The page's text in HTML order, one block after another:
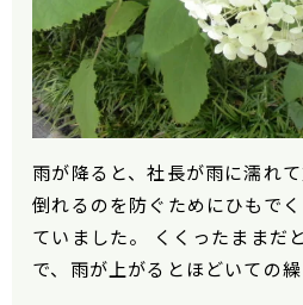
雨が降ると、社長が雨に濡れ
倒れるのを防ぐためにひもで
ていました。 くくったままだ
で、雨が上がるとほどいての繰